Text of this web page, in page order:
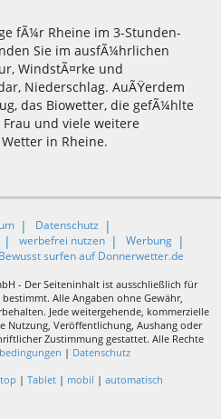
fÃ¼r Rheine im 3-Stunden-
Sie im ausfÃ¼hrlichen
WindstÃ¤rke und
Niederschlag. AuÃŸerdem
das Biowetter, die gefÃ¼hlte
und viele weitere
in Rheine.
Datenschutz
werbefrei nutzen
Werbung
Bewusst surfen auf Donnerwetter.de
- Der Seiteninhalt ist ausschließlich für
Alle Angaben ohne Gewähr,
Jede weitergehende, kommerzielle
Nutzung, Veröffentlichung, Aushang oder
Zustimmung gestattet. Alle Rechte
| Datenschutz
| Tablet| mobil | automatisch